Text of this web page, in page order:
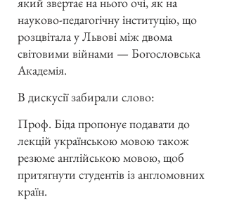
науково-педагогічну інституцію, що
розцвітала у Львові між двома
світовими війнами — Богословська
Академія.
В дискусії забирали слово:
Проф. Біда пропонує подавати до
лекцій українською мовою також
резюме англійською мовою, щоб
притягнути студентів із англомовних
країн.